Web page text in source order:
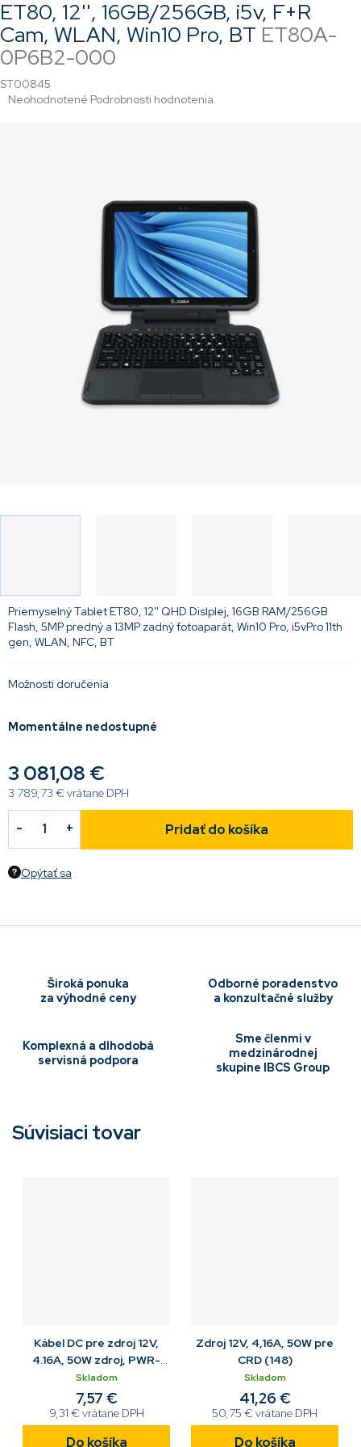
ET80, 12'', 16GB/256GB, i5v, F+R
Cam, WLAN, Win10 Pro, BT ET80A-
0P6B2-000
ST00845
Priemerné
Neohodnotené Podrobnosti hodnotenia
3 081,08 €
3 789,73 € vrátane DPH
Momentálne nedostupné
Možnosti doručenia
Pridať do košíka
Priemyselný Tablet ET80, 12'' QHD Dislplej, 16GB RAM/256GB
Flash, 5MP predný a 13MP zadný fotoaparát, Win10 Pro, i5vPro 11th
gen, WLAN, NFC, BT
Opýtať sa
Široká ponuka
za výhodné ceny
Odborné poradenstvo
a konzultačné služby
Komplexná a dlhodobá
servisná podpora
Sme členmi v
medzinárodnej
skupine IBCS Group
Súvisiaci tovar
Kábel DC pre zdroj 12V,
4.16A, 50W zdroj, PWR-
BGA12V50W0WW / CRD
Skladom
9,31 € vrátane DPH
7,57 €
Do košíka
Zdroj 12V, 4,16A, 50W pre
CRD (148)
Skladom
50,75 € vrátane DPH
41,26 €
Do košíka